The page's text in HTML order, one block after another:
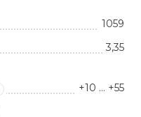
1059
3,35
+10 … +55